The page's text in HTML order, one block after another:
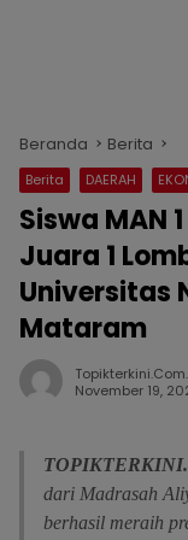
Beranda Berita
Berita DAERAH
Siswa MAN
Juara 1
Universitas
Mataram
Topikterkini.com.
November 19,
dari Madrasah
berhasil meraih